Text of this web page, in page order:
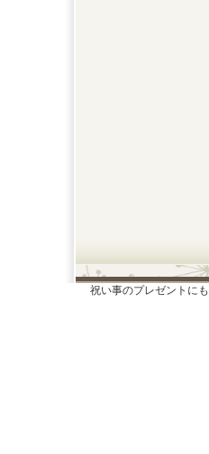
祝い事のプレゼントに